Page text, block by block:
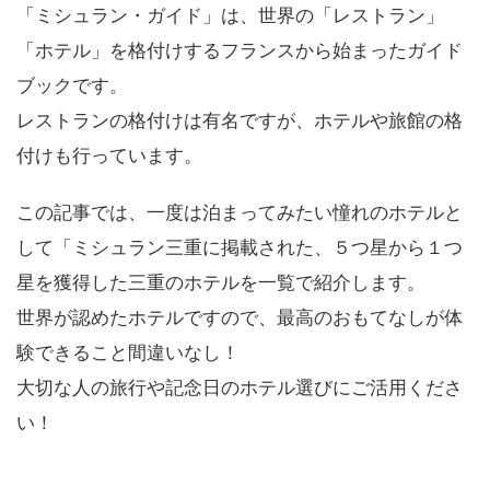
「ミシュラン・ガイド」は、世界の「レストラン」
「ホテル」を格付けするフランスから始まったガイド
ブックです。
レストランの格付けは有名ですが、ホテルや旅館の格
付けも行っています。
この記事では、一度は泊まってみたい憧れのホテルと
して「ミシュラン三重に掲載された、５つ星から１つ
星を獲得した三重のホテルを一覧で紹介します。
世界が認めたホテルですので、最高のおもてなしが体
験できること間違いなし！
大切な人の旅行や記念日のホテル選びにご活用くださ
い！